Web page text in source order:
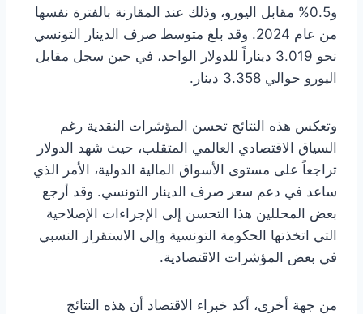
و0.5% مقابل اليورو، وذلك عند المقارنة بالفترة نفسها
من عام 2024. وقد بلغ متوسط صرف الدينار التونسي
نحو 3.019 ديناراً للدولار الواحد، في حين سجل مقابل
اليورو حوالي 3.358 دينار.
وتعكس هذه النتائج تحسن المؤشرات النقدية رغم
السياق الاقتصادي العالمي المتقلب، حيث شهد الدولار
تراجعاً على مستوى الأسواق المالية الدولية، الأمر الذي
ساعد في دعم سعر صرف الدينار التونسي. وقد أرجع
بعض المحللين هذا التحسن إلى الإجراءات الإصلاحية
التي اتخذتها الحكومة التونسية وإلى الاستقرار النسبي
في بعض المؤشرات الاقتصادية.
من جهة أخرى، أكد خبراء الاقتصاد أن هذه النتائج